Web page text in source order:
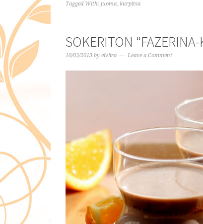
Tagged With: juoma, kurpitsa
SOKERITON
10/03/2013 by elviira Leave a Comment